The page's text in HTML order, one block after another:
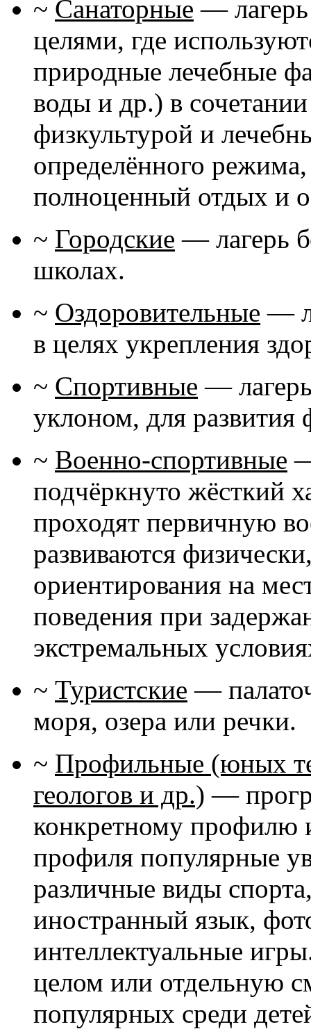
~ Санаторные —
целями, где
природные лечебные
воды и др.) в
физкультурой и
определённого
полноценный отдых и
~ Городские — лагерь
школах.
~ Оздоровительные —
в целях укрепления
~ Спортивные —
уклоном, для развития
~ Военно-спортивные
подчёркнуто жёсткий
проходят первичную
развиваются
ориентирования на
поведения при
экстремальных
~ Туристские —
моря, озера или речки.
~ Профильные (юных
геологов и др.) —
конкретному профилю
профиля популярные
различные виды
иностранный язык,
интеллектуальные
целом или отдельную
популярных среди